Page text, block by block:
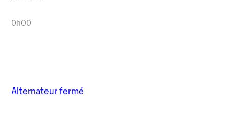
0h00
Alternateur fermé